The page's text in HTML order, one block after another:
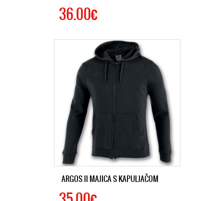
36.00€
ARGOS II MAJICA S KAPULJAČOM